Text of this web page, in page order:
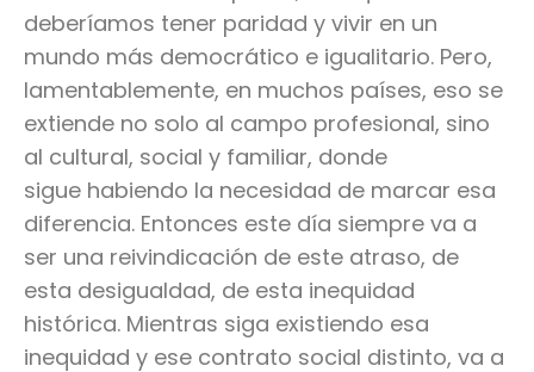
deberíamos tener paridad y vivir en un
mundo más democrático e igualitario. Pero,
lamentablemente, en muchos países, eso se
extiende no solo al campo profesional, sino
al cultural, social y familiar, donde
sigue habiendo la necesidad de marcar esa
diferencia. Entonces este día siempre va a
ser una reivindicación de este atraso, de
esta desigualdad, de esta inequidad
histórica. Mientras siga existiendo esa
inequidad y ese contrato social distinto, va a